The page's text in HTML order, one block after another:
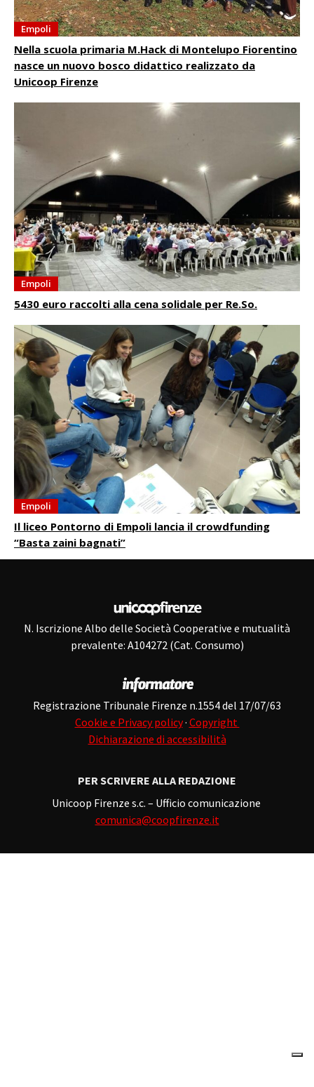
Empoli
Nella scuola primaria M.Hack di Montelupo Fiorentino
nasce un nuovo bosco didattico realizzato da
Unicoop Firenze
Empoli
5430 euro raccolti alla cena solidale per Re.So.
Empoli
Il liceo Pontorno di Empoli lancia il crowdfunding
“Basta zaini bagnati”
N. Iscrizione Albo delle Società Cooperative e mutualità
prevalente: A104272 (Cat. Consumo)
Registrazione Tribunale Firenze n.1554 del 17/07/63
Cookie e Privacy policy· Copyright
Dichiarazione di accessibilità
PER SCRIVERE ALLA REDAZIONE
Unicoop Firenze s.c. – Ufficio comunicazione
comunica@coopfirenze.it